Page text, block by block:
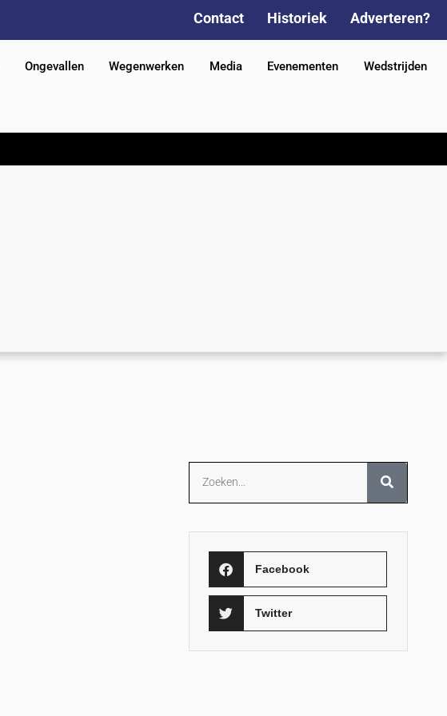
Contact Historiek Adverteren?
Ongevallen Wegenwerken Media Evenementen Wedstrijden
Facebook
Twitter